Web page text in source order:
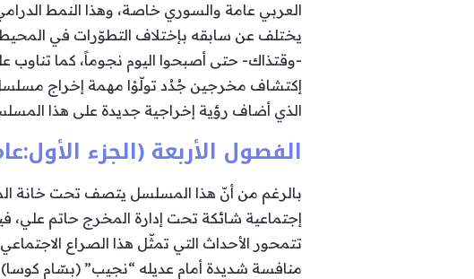
العربي عامة والسوري خاصة، وهذا النمط
يختلف عن سابقه بإختلاف التطوّرات في المحيط
-وقتذاك- حتى أصبحوا اليوم نجوماً، كما
إكتشاف مخرجين جُدُد تولّوْا مهمة إخراج مسلسل
الذي أضاف رؤية إخراجية جديدة على هذا المسلسل
الفصول الأربعة (الجزء الأول:عام 1999 والثاني
بالرغم من أنّ هذا المسلسل يتصف تحت خانة
إجتماعية شائكة تحت إدارة المخرج حاتم علي،
تتمحور الأحداث التي تمثّل هذا الصراع
منافسة شديدة أمام عديله “نجيب” (بسّام كوسا)